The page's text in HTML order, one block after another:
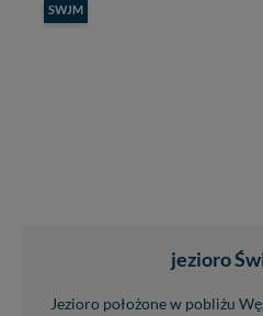
SWJM
jezioro
Jezioro położone w pobliżu